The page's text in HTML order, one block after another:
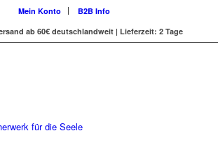
Mein Konto
B2B Info
ab 60€ deutschlandweit | Lieferzeit: 2 Tage
für die Seele